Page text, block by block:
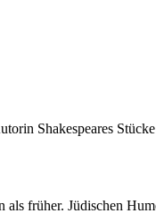
Shakespeares
als früher. Jüdischen